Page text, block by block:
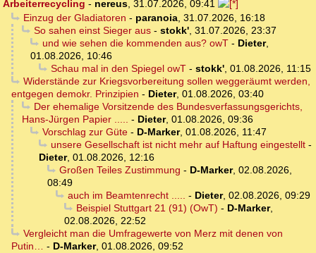
Arbeiterrecycling - nereus, 31.07.2026, 09:41
Einzug der Gladiatoren - paranoia, 31.07.2026, 16:18
So sahen einst Sieger aus- stokk', 31.07.2026, 23:37
und wie sehen die kommenden aus? owT- Dieter,
01.08.2026, 10:46
Schau mal in den Spiegel owT- stokk', 01.08.2026, 11:15
Widerstände zur Kriegsvorbereitung sollen weggeräumt werden,
entgegen demokr. Prinzipien - Dieter, 01.08.2026, 03:40
Der ehemalige Vorsitzende des Bundesverfassungsgerichts,
Hans-Jürgen Papier ..... - Dieter, 01.08.2026, 09:36
Vorschlag zur Güte- D-Marker, 01.08.2026, 11:47
unsere Gesellschaft ist nicht mehr auf Haftung eingestellt-
Dieter, 01.08.2026, 12:16
Großen Teiles Zustimmung - D-Marker, 02.08.2026,
08:49
auch im Beamtenrecht ..... - Dieter, 02.08.2026, 09:29
Beispiel Stuttgart 21 (91) (OwT) - D-Marker,
02.08.2026, 22:52
Vergleicht man die Umfragewerte von Merz mit denen von
Putin… - D-Marker, 01.08.2026, 09:52